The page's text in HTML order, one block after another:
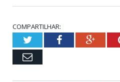
COMPARTILHAR:
TwitterFacebook
Email